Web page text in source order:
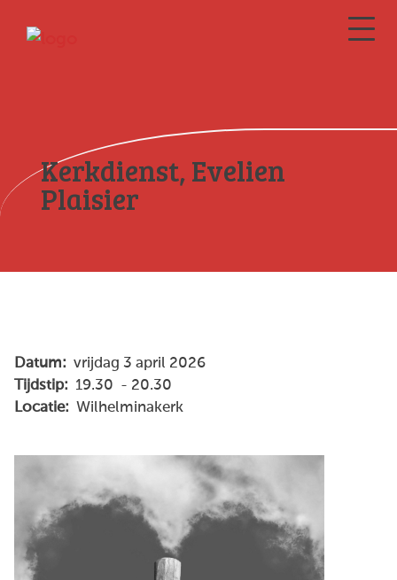
Kerkdienst, Evelien
Plaisier
Datum: vrijdag 3 april 2026
Tijdstip: 19.30 - 20.30
Locatie: Wilhelminakerk